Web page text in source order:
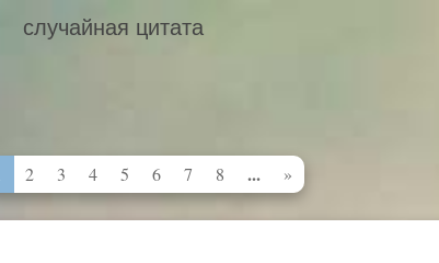
случайная цитата
2 3 4 5 6 7 8 ... »